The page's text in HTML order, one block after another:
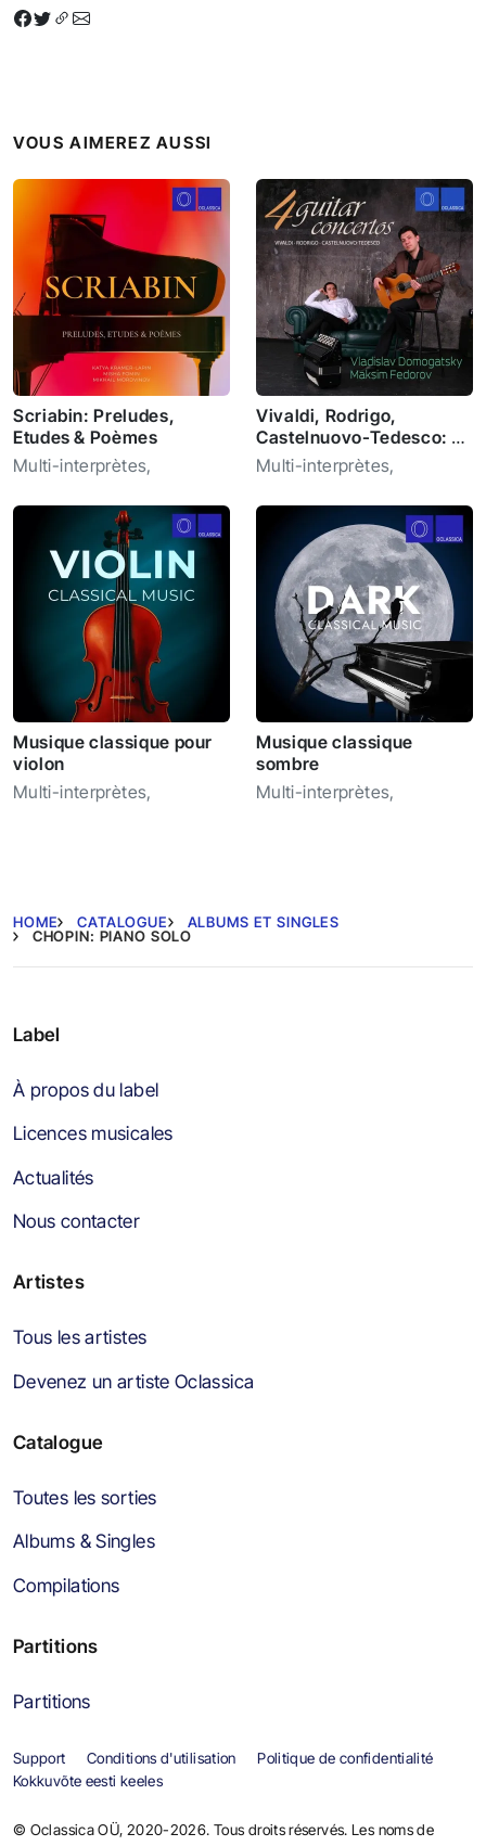
VOUS AIMEREZ AUSSI
Scriabin: Preludes,
Etudes & Poèmes
Multi-interprètes,
Vivaldi, Rodrigo,
Castelnuovo-Tedesco: 4
Guitar Concertos
Multi-interprètes,
Musique classique pour
violon
Multi-interprètes,
Musique classique
sombre
Multi-interprètes,
HOME CATALOGUE
ALBUMS ET SINGLES
CHOPIN: PIANO SOLO
Label
À propos du label
Licences musicales
Actualités
Nous contacter
Artistes
Tous les artistes
Devenez un artiste Oclassica
Catalogue
Toutes les sorties
Albums & Singles
Compilations
Partitions
Partitions
Support Conditions d'utilisation
Politique de confidentialité
Kokkuvõte eesti keeles
© Oclassica OÜ, 2020-2026. Tous droits réservés. Les noms de